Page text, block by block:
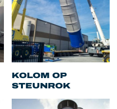
KOLOM OP
STEUNROK